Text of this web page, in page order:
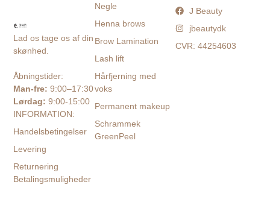
Lad os tage os af din
skønhed.
Åbningstider:
Man-fre:9:00–17:30
Lørdag: 9:00-15:00
INFORMATION:
Handelsbetingelser
Levering
Returnering
Betalingsmuligheder
Negle
Henna brows
Brow Lamination
Lash lift
Hårfjerning med
voks
Permanent makeup
Schrammek
GreenPeel
J Beauty
jbeautydk
CVR: 44254603